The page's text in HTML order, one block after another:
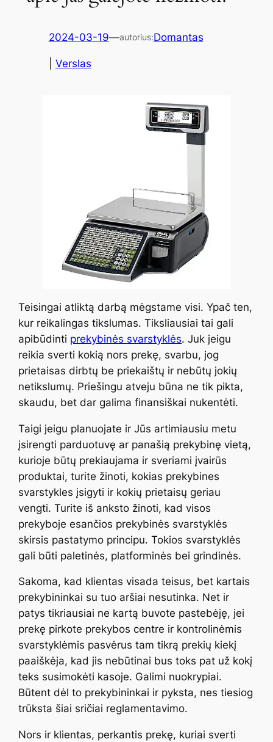
2024-03-19—autorius:Domantas
Verslas
Teisingai atliktą darbą mėgstame visi. Ypač ten,
kur reikalingas tikslumas. Tiksliausiai tai gali
apibūdinti prekybinės svarstyklės. Juk jeigu
reikia sverti kokią nors prekę, svarbu, jog
prietaisas dirbtų be priekaištų ir nebūtų jokių
netikslumų. Priešingu atveju būna ne tik pikta,
skaudu, bet dar galima finansiškai nukentėti.
Taigi jeigu planuojate ir Jūs artimiausiu metu
įsirengti parduotuvę ar panašią prekybinę vietą,
kurioje būtų prekiaujama ir sveriami įvairūs
produktai, turite žinoti, kokias prekybines
svarstykles įsigyti ir kokių prietaisų geriau
vengti. Turite iš anksto žinoti, kad visos
prekyboje esančios prekybinės svarstyklės
skirsis pastatymo principu. Tokios svarstyklės
gali būti paletinės, platforminės bei grindinės.
Sakoma, kad klientas visada teisus, bet kartais
prekybininkai su tuo aršiai nesutinka. Net ir
patys tikriausiai ne kartą buvote pastebėję, jei
prekę pirkote prekybos centre ir kontrolinėmis
svarstyklėmis pasvėrus tam tikrą prekių kiekį
paaiškėja, kad jis nebūtinai bus toks pat už kokį
teks susimokėti kasoje. Galimi nuokrypiai.
Būtent dėl to prekybininkai ir pyksta, nes tiesiog
trūksta šiai sričiai reglamentavimo.
Nors ir klientas, perkantis prekę, kuriai sverti